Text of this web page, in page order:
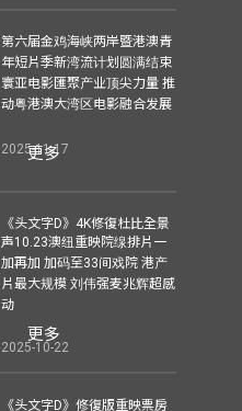
第六届金鸡海峡两岸暨港澳青
年短片季新湾流计划圆满结束
寰亚电影匯聚产业顶尖力量 推
动粤港澳大湾区电影融合发展
2025-11-17
更多
《头文字D》4K修復杜比全景
声10.23澳纽重映院缐排片一
加再加 加码至33间戏院 港产
片最大规模 刘伟强麦兆辉超感
动
2025-10-22
更多
《头文字D》修復版重映票房